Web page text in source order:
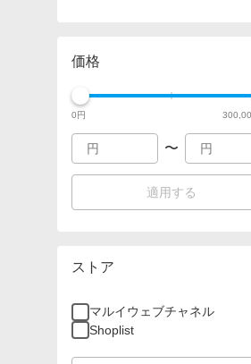
価格
0円
〜
適用する
ストア
マルイウェブチャネル
Shoplist